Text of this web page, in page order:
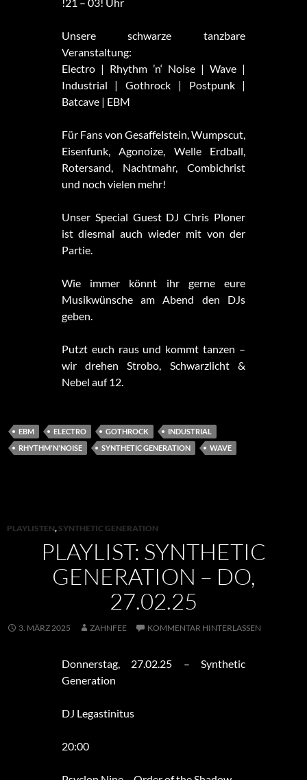
Unsere schwarze tanzbare
Veranstaltung:
Electro | Rhythm ’n‘ Noise | Wave |
Industrial | Gothrock | Postpunk |
Batcave | EBM
Für Fans von Gesaffelstein, Wumpscut,
Eisenfunk, Agonoize, Welle Erdball,
Rotersand, Nachtmahr, Combichrist
und noch vielen mehr!
Unser Special Guest DJ Chris Ploner
ist diesmal auch wieder mit von der
Partie.
Wie immer könnt ihr gerne eure
Musikwünsche am Abend den DJs
geben.
Putzt euch raus und kommt tanzen –
wir drehen Strobo, Schwarzlicht &
Nebel auf 12.
EBM ELECTRO GOTHROCK
INDUSTRIAL
RHYTHM'N'NOISE
SYNTHETIC GENERATION WAVE
PLAYLISTEN, SYNTHETIC GENERATION
PLAYLIST: SYNTHETIC
GENERATION – DO,
27.02.25
3. MÄRZ 2025 ZAHNFEE KOMMENTAR HINTERLASSEN
Donnerstag, 27.02.25 – Synthetic
Generation
DJ Legastinitus
20:00